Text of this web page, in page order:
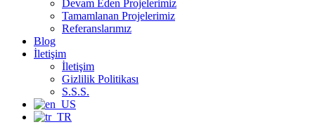
Devam Eden Projelerimiz
Tamamlanan Projelerimiz
Referanslarımız
Blog
İletişim
İletişim
Gizlilik Politikası
S.S.S.